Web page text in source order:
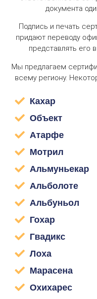
документа
Подпись и печать
придают переводу
представлять его
Мы предлагаем
всему региону.
Кахар
Объект
Атарфе
Мотрил
Альмуньекар
Альболоте
Альбуньол
Гохар
Гвадикс
Лоха
Марасена
Охихарес